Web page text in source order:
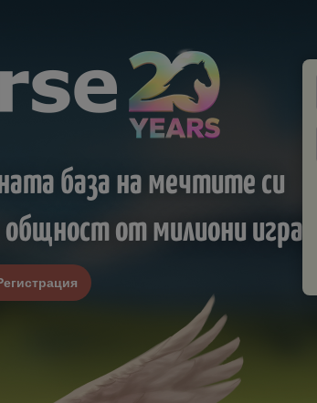
база на мечтите си
от милиони играчи!